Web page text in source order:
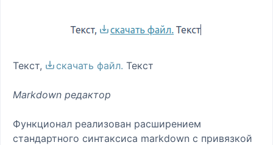
Текст, скачать файл. Текст
Markdown редактор
Функционал реализован расширением
стандартного синтаксиса markdown с привязкой